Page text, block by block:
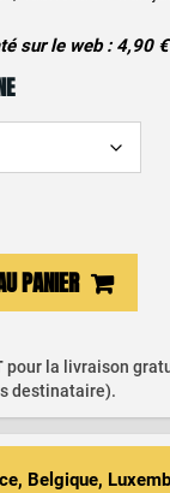
sur le web : 4,90 €
PANIER
pour la livraison
destinataire).
Belgique,